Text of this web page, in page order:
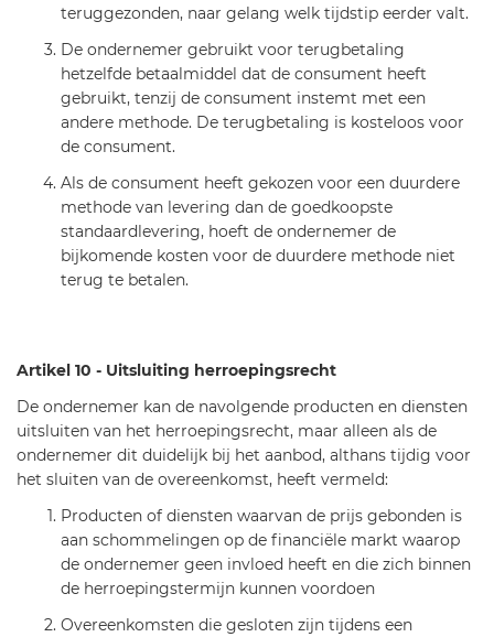
teruggezonden, naar gelang welk tijdstip eerder valt.
De ondernemer gebruikt voor terugbetaling
hetzelfde betaalmiddel dat de consument heeft
gebruikt, tenzij de consument instemt met een
andere methode. De terugbetaling is kosteloos voor
de consument.
Als de consument heeft gekozen voor een duurdere
methode van levering dan de goedkoopste
standaardlevering, hoeft de ondernemer de
bijkomende kosten voor de duurdere methode niet
terug te betalen.
Artikel 10 - Uitsluiting herroepingsrecht
De ondernemer kan de navolgende producten en diensten
uitsluiten van het herroepingsrecht, maar alleen als de
ondernemer dit duidelijk bij het aanbod, althans tijdig voor
het sluiten van de overeenkomst, heeft vermeld:
Producten of diensten waarvan de prijs gebonden is
aan schommelingen op de financiële markt waarop
de ondernemer geen invloed heeft en die zich binnen
de herroepingstermijn kunnen voordoen
Overeenkomsten die gesloten zijn tijdens een